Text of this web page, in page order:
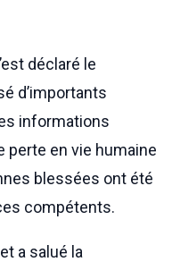
déclaré le
d’importants
informations
perte en vie humaine
blessées ont été
compétents.
a salué la